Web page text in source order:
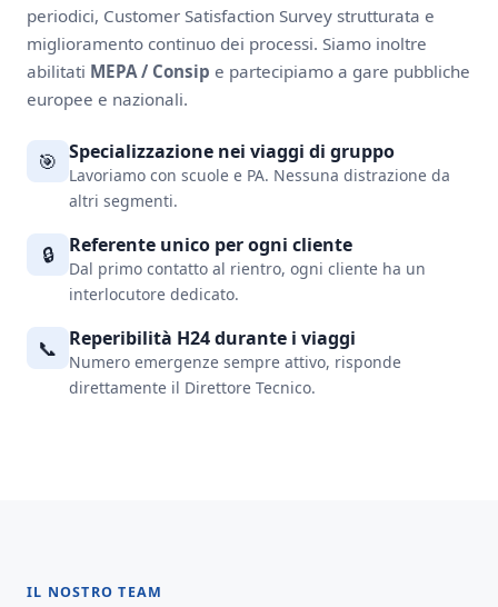
periodici, Customer Satisfaction Survey strutturata e
miglioramento continuo dei processi. Siamo inoltre
abilitati MEPA / Consip e partecipiamo a gare pubbliche
europee e nazionali.
🎯 Specializzazione nei viaggi di gruppo
Lavoriamo con scuole e PA. Nessuna distrazione da
altri segmenti.
🔒 Referente unico per ogni cliente
Dal primo contatto al rientro, ogni cliente ha un
interlocutore dedicato.
📞 Reperibilità H24 durante i viaggi
Numero emergenze sempre attivo, risponde
direttamente il Direttore Tecnico.
IL NOSTRO TEAM